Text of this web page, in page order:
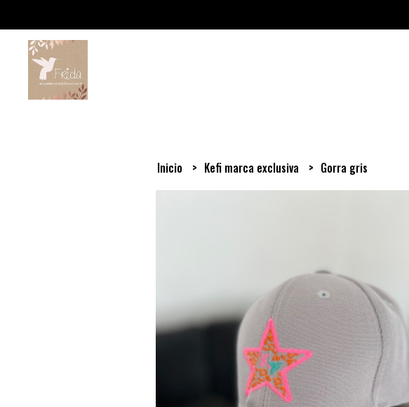
Inicio Kefi marca exclusiva Gorra gris